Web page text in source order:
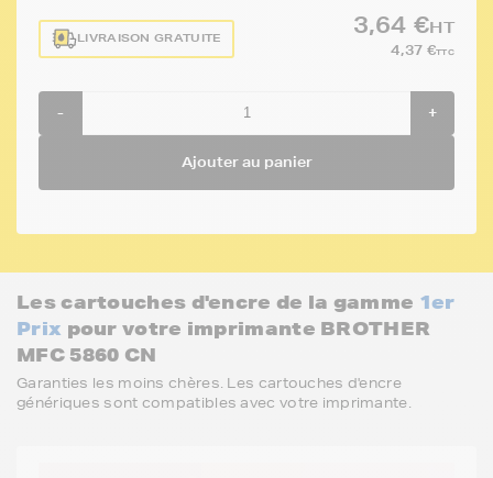
LIVRAISON GRATUITE
3,64 €HT
4,37 €TTC
- +
Ajouter au panier
Les cartouches d'encre de la gamme 1er
Prix pour votre imprimante BROTHER
MFC 5860 CN
Garanties les moins chères. Les cartouches d'encre
génériques sont compatibles avec votre imprimante.